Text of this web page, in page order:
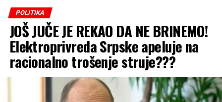
POLITIKA
JOŠ JUČE JE REKAO DA NE BRINEMO!
Elektroprivreda Srpske apeluje na
racionalno trošenje struje???